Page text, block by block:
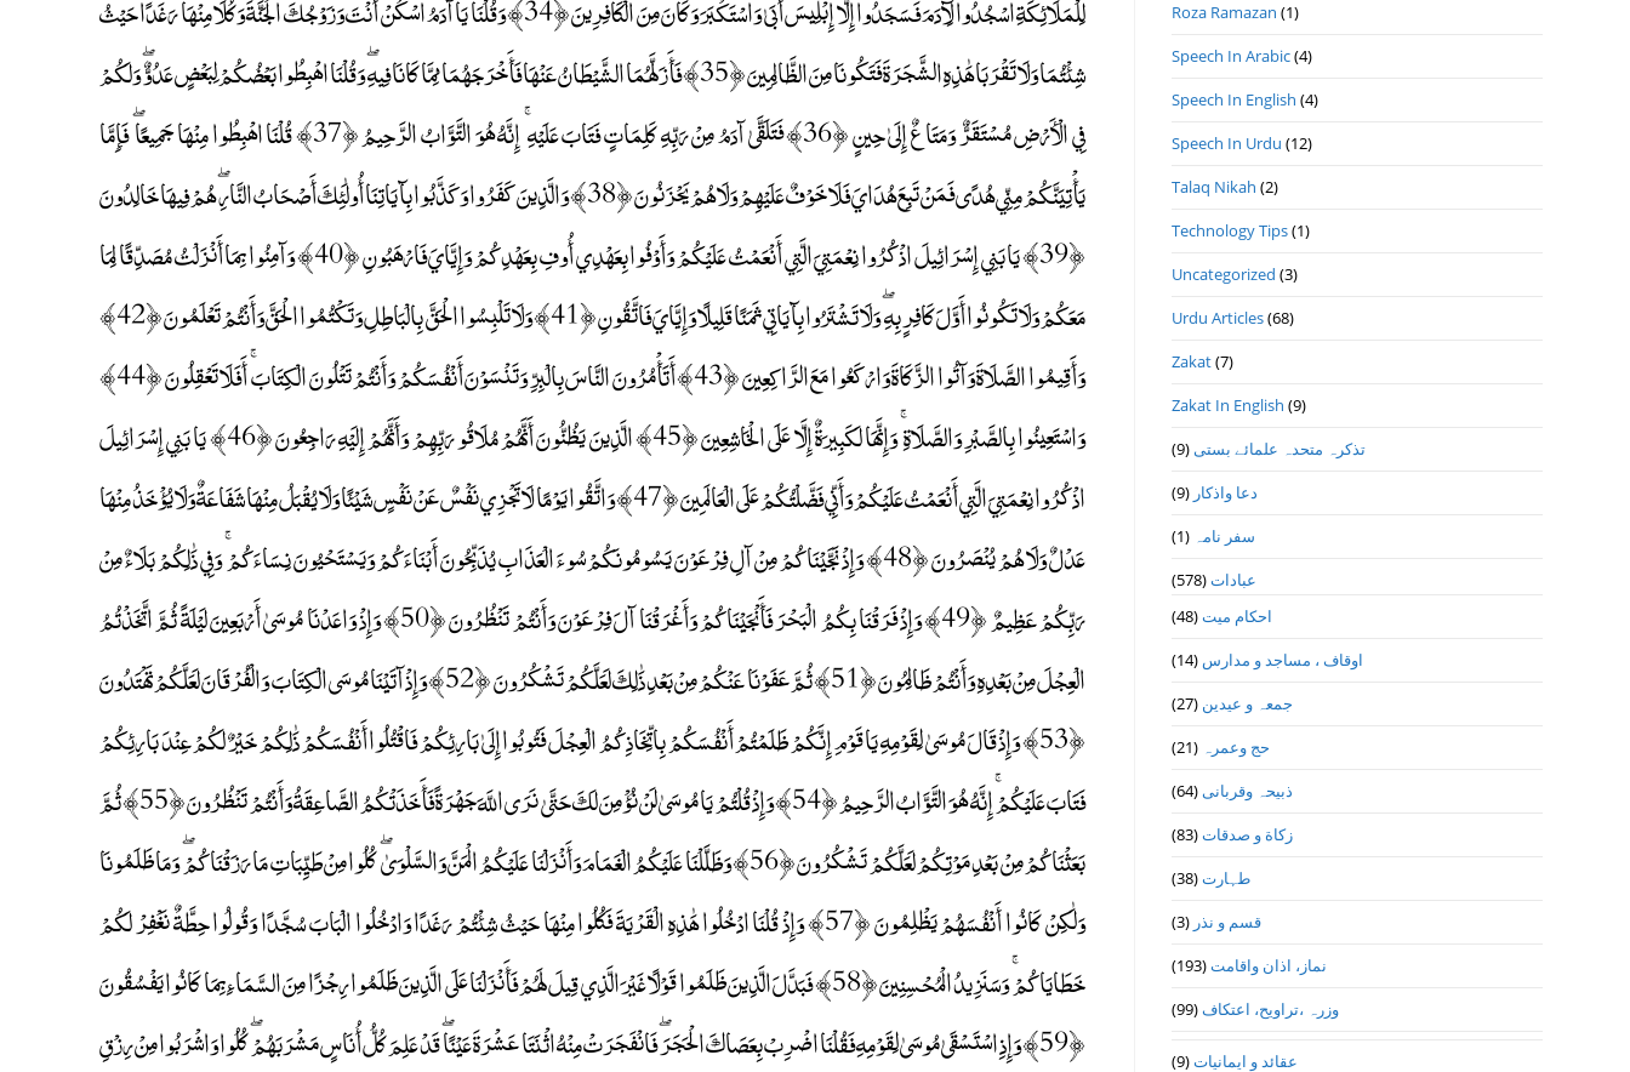
Roza Ramazan (1)
Speech In Arabic(4)
Speech In English (4)
Speech In Urdu (12)
Talaq Nikah (2)
Technology Tips(1)
Uncategorized (3)
Urdu Articles(68)
Zakat(7)
Zakat In English (9)
تذكرہ متحدہ علمائے بستى(9)
دعا واذكار (9)
سفر نامہ (1)
عبادات(578)
احکام میت(48)
اوقاف ، مساجد و مدارس (14)
جمعہ و عیدین (27)
حج وعمرہ (21)
ذبیحہ وقربانی(64)
زکاة و صدقات(83)
طہارت(38)
قسم و نذر (3)
نماز، اذان واقامت(193)
وزرہ ،تراويح، اعتكاف(99)
عقائد و ایمانیات(9)